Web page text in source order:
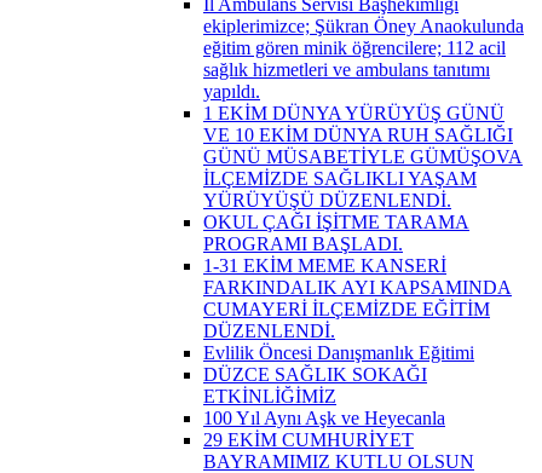
ekiplerimizce; Şükran Öney Anaokulunda
eğitim gören minik öğrencilere; 112 acil
sağlık hizmetleri ve ambulans tanıtımı
yapıldı.
1 EKİM DÜNYA YÜRÜYÜŞ GÜNÜ
VE 10 EKİM DÜNYA RUH SAĞLIĞI
GÜNÜ MÜSABETİYLE GÜMÜŞOVA
İLÇEMİZDE SAĞLIKLI YAŞAM
YÜRÜYÜŞÜ DÜZENLENDİ.
OKUL ÇAĞI İŞİTME TARAMA
PROGRAMI BAŞLADI.
1-31 EKİM MEME KANSERİ
FARKINDALIK AYI KAPSAMINDA
CUMAYERİ İLÇEMİZDE EĞİTİM
DÜZENLENDİ.
Evlilik Öncesi Danışmanlık Eğitimi
DÜZCE SAĞLIK SOKAĞI
ETKİNLİĞİMİZ
100 Yıl Aynı Aşk ve Heyecanla
29 EKİM CUMHURİYET
BAYRAMIMIZ KUTLU OLSUN